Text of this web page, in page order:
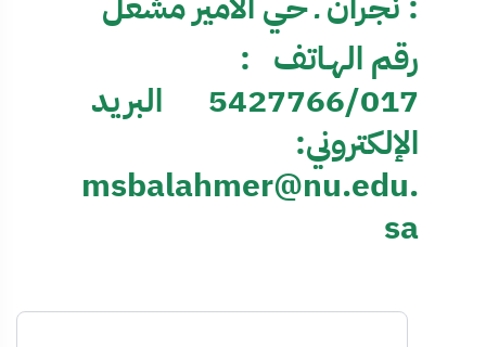
رقم الهـاتف :
5427766/017 البريد
الإلكتروني:
msbalahmer@nu.edu.
sa